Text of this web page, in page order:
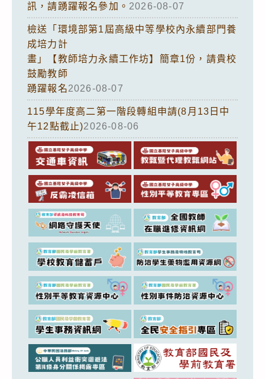
訊，請踴躍報名參加。 2026-08-07
檢送「環境部第1屆高級中等學校內永續部門養
成培力計
畫」【教師培力永續工作坊】簡章1份，請貴校
鼓勵教師
踴躍報名2026-08-07
115學年度高二第一階段轉組申請(8月13日中
午12點截止)2026-08-06